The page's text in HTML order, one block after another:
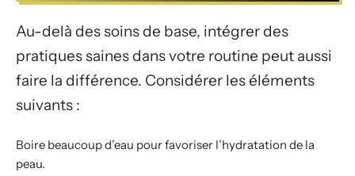
Au-delà des soins de base, intégrer des
pratiques saines dans votre routine peut aussi
faire la différence. Considérer les éléments
suivants :
Boire beaucoup d’eau pour favoriser l’hydratation de la
peau.